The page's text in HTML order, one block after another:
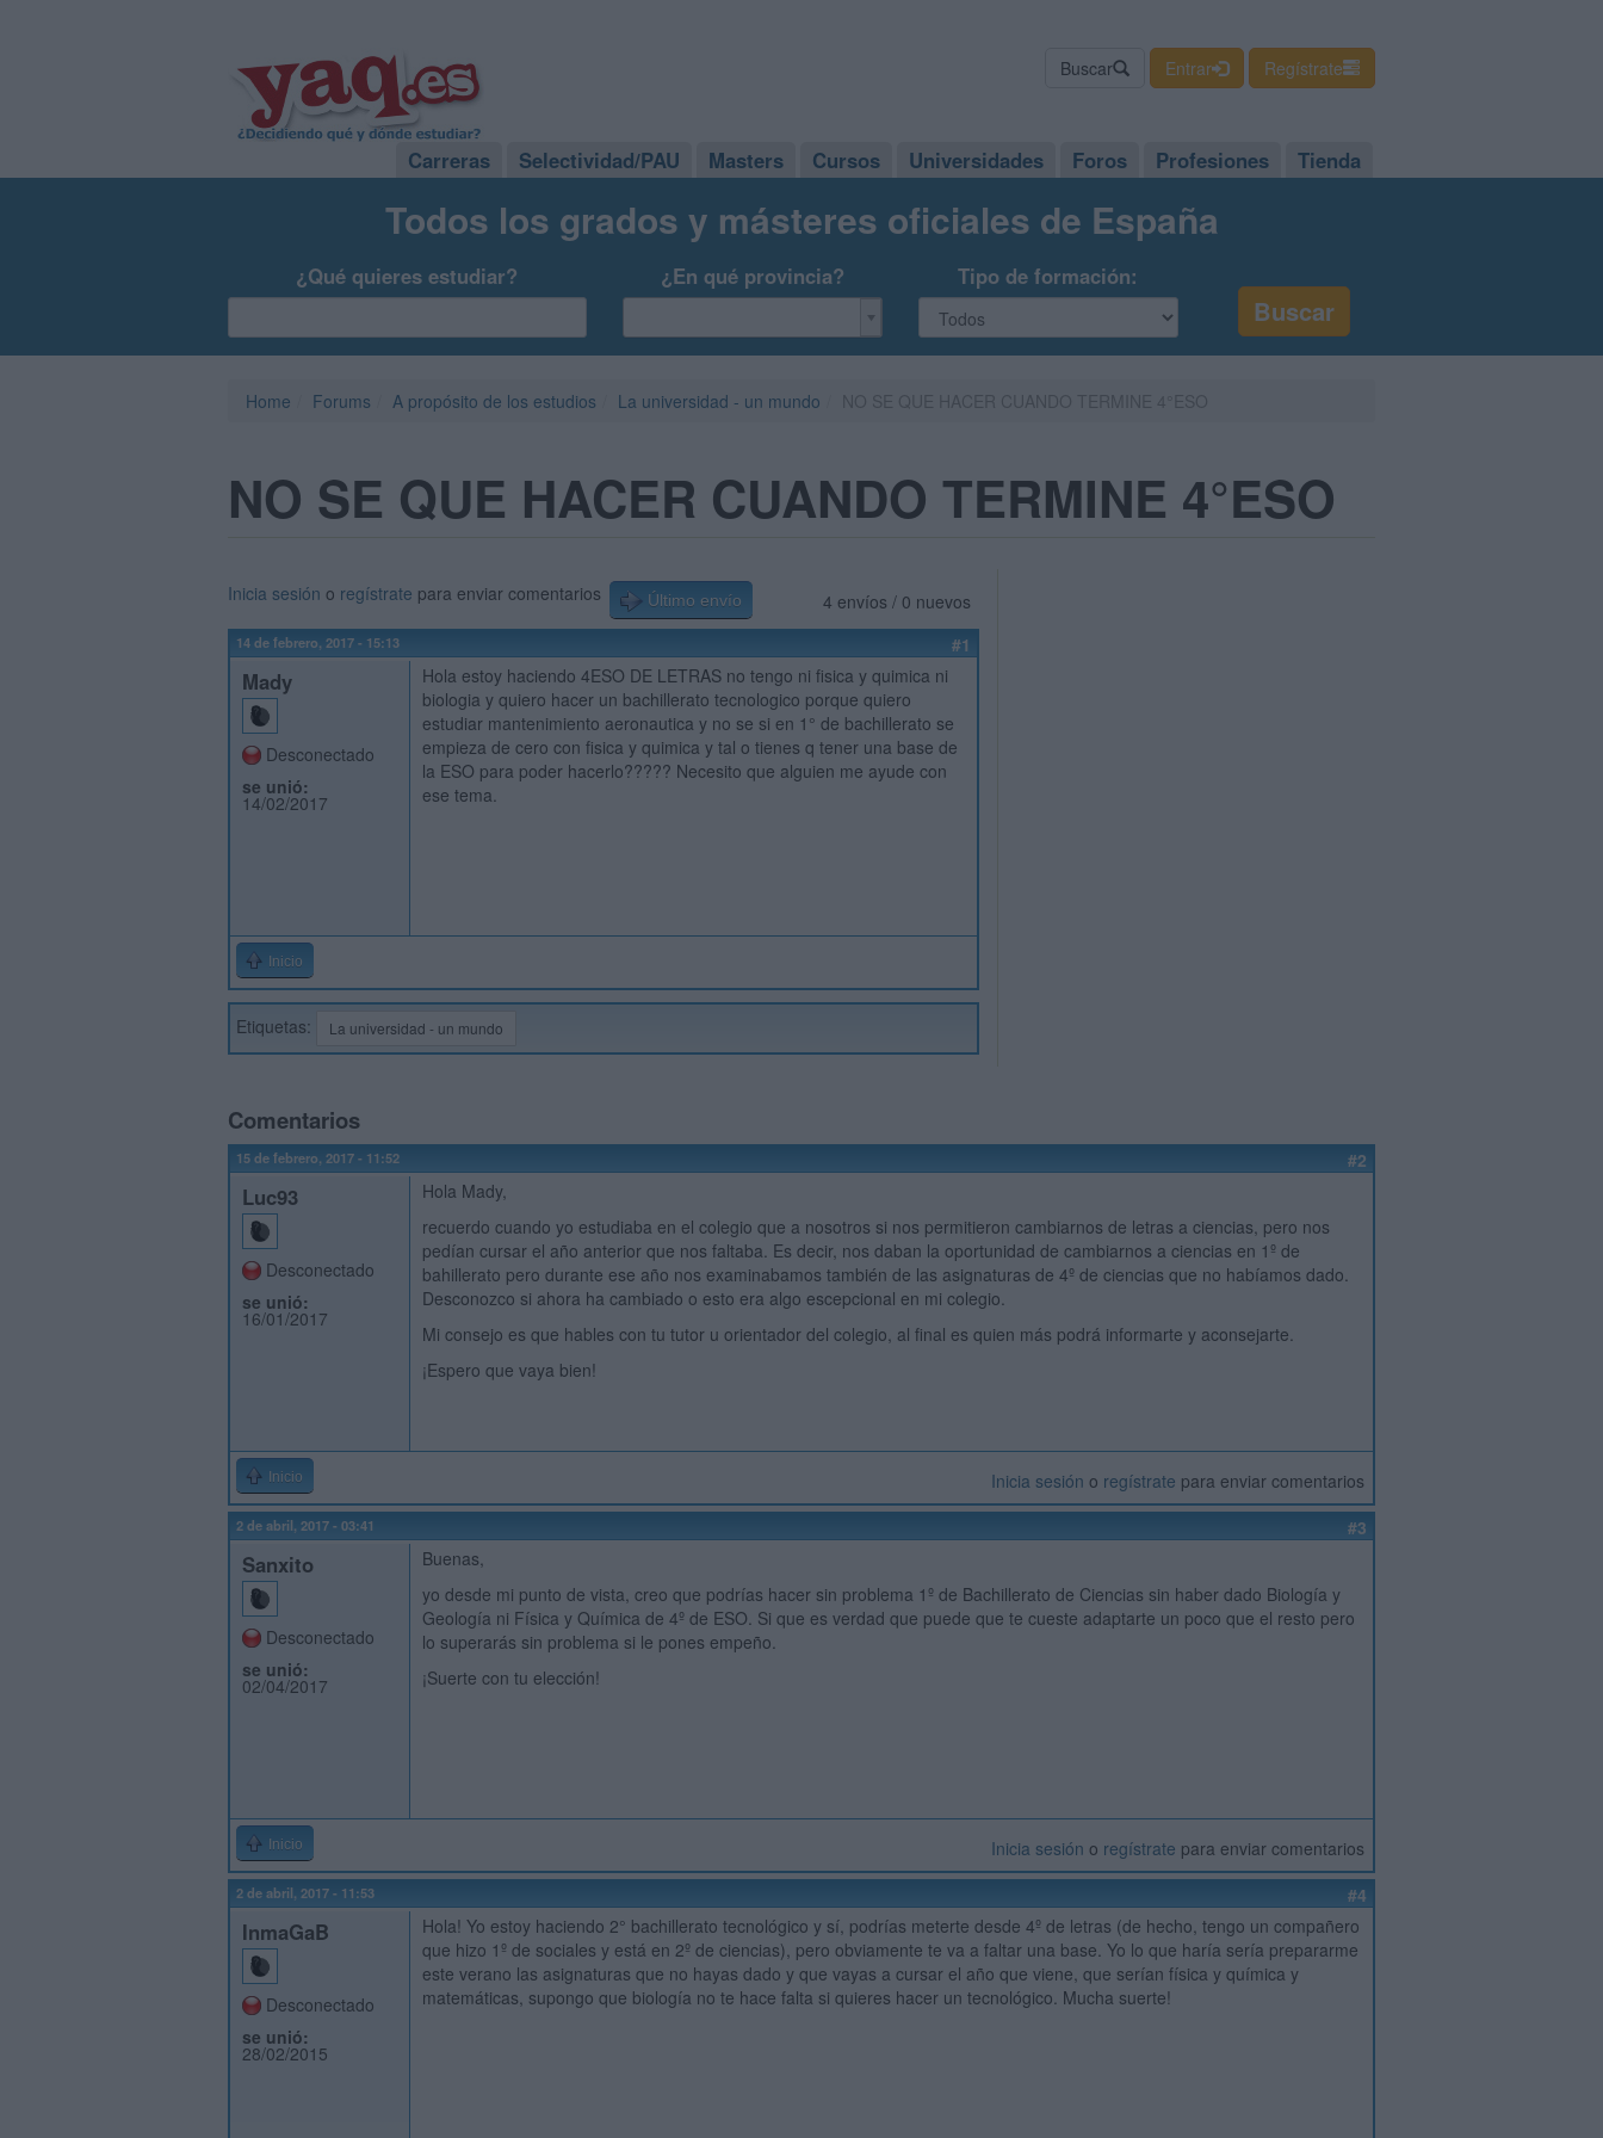
Buscar Entrar Regístrate
Carreras Selectividad/PAU Masters Cursos Universidades Foros Profesiones Tienda
Todos los grados y másteres oficiales de España
¿Qué quieres estudiar? ¿En qué provincia? Tipo de formación:
Home Forums A propósito de los estudios La universidad - un mundo
NO SE QUE HACER CUANDO TERMINE 4°ESO
4 envíos / 0 nuevos
Inicia sesión o regístrate para enviar comentarios Último envío
14 de febrero, 2017 - 15:13 #1
Mady
Desconectado
se unió:
14/02/2017
Hola estoy haciendo 4ESO DE LETRAS no tengo ni fisica y quimica ni
biologia y quiero hacer un bachillerato tecnologico porque quiero
estudiar mantenimiento aeronautica y no se si en 1° de bachillerato se
empieza de cero con fisica y quimica y tal o tienes q tener una base de
la ESO para poder hacerlo????? Necesito que alguien me ayude con
ese tema.
Inicio
Etiquetas: La universidad - un mundo
Comentarios
15 de febrero, 2017 - 11:52 #2
Luc93
Desconectado
se unió:
16/01/2017
Hola Mady,
recuerdo cuando yo estudiaba en el colegio que a nosotros si nos permitieron cambiarnos de letras a ciencias, pero nos
pedían cursar el año anterior que nos faltaba. Es decir, nos daban la oportunidad de cambiarnos a ciencias en 1º de
bahillerato pero durante ese año nos examinabamos también de las asignaturas de 4º de ciencias que no habíamos dado.
Desconozco si ahora ha cambiado o esto era algo escepcional en mi colegio.
Mi consejo es que hables con tu tutor u orientador del colegio, al final es quien más podrá informarte y aconsejarte.
¡Espero que vaya bien!
Inicio Inicia sesión o regístrate para enviar comentarios
2 de abril, 2017 - 03:41 #3
Sanxito
Desconectado
se unió:
02/04/2017
Buenas,
yo desde mi punto de vista, creo que podrías hacer sin problema 1º de Bachillerato de Ciencias sin haber dado Biología y
Geología ni Física y Química de 4º de ESO. Si que es verdad que puede que te cueste adaptarte un poco que el resto pero
lo superarás sin problema si le pones empeño.
¡Suerte con tu elección!
Inicio Inicia sesión o regístrate para enviar comentarios
2 de abril, 2017 - 11:53 #4
InmaGaB
Desconectado
se unió:
28/02/2015
Hola! Yo estoy haciendo 2° bachillerato tecnológico y sí, podrías meterte desde 4º de letras (de hecho, tengo un compañero
que hizo 1º de sociales y está en 2º de ciencias), pero obviamente te va a faltar una base. Yo lo que haría sería prepararme
este verano las asignaturas que no hayas dado y que vayas a cursar el año que viene, que serían física y química y
matemáticas, supongo que biología no te hace falta si quieres hacer un tecnológico. Mucha suerte!